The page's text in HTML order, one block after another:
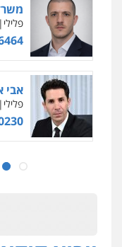
פלילי
אבי
פלילי